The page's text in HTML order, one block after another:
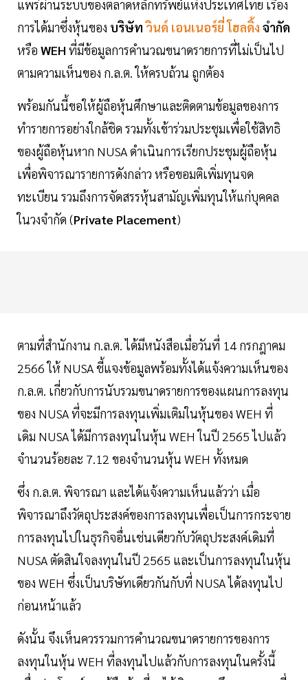
แพร่ผ่านระบบของตลาดหลักทรัพย์แห่งประเทศไทย เรื่อง
การได้มาซึ่งหุ้นของ บริษัทวินด์ เอนเนอร์ยี่ โฮลดิ้ง จำกัด
หรือ WEH ที่มีข้อมูลการคำนวณขนาดรายการที่ไม่เป็นไป
ตามความเห็นของ ก.ล.ต. ให้ครบถ้วน ถูกต้อง
พร้อมกันนี้ขอให้ผู้ถือหุ้นศึกษาและติดตามข้อมูลของการ
ทำรายการอย่างใกล้ชิด รวมทั้งเข้าร่วมประชุมเพื่อใช้สิทธิ
ของผู้ถือหุ้นหาก NUSA ดำเนินการเรียกประชุมผู้ถือหุ้น
เพื่อพิจารณารายการดังกล่าว หรือขอมติเพิ่มทุนจด
ทะเบียน รวมถึงการจัดสรรหุ้นสามัญเพิ่มทุนให้แก่บุคคล
ในวงจำกัด (Private Placement)
ตามที่สำนักงาน ก.ล.ต. ได้มีหนังสือเมื่อวันที่ 14 กรกฎาคม
2566 ให้ NUSA ชี้แจงข้อมูลพร้อมทั้งได้แจ้งความเห็นของ
ก.ล.ต. เกี่ยวกับการนับรวมขนาดรายการของแผนการลงทุน
ของ NUSA ที่จะมีการลงทุนเพิ่มเติมในหุ้นของ WEH ที่
เดิม NUSA ได้มีการลงทุนในหุ้น WEH ในปี 2565 ไปแล้ว
จำนวนร้อยละ 7.12 ของจำนวนหุ้น WEH ทั้งหมด
ซึ่ง ก.ล.ต. พิจารณา และได้แจ้งความเห็นแล้วว่า เมื่อ
พิจารณาถึงวัตถุประสงค์ของการลงทุนเพื่อเป็นการกระจาย
การลงทุนไปในธุรกิจอื่นเช่นเดียวกับวัตถุประสงค์เดิมที่
NUSA ตัดสินใจลงทุนในปี 2565 และเป็นการลงทุนในหุ้น
ของ WEH ซึ่งเป็นบริษัทเดียวกันกับที่ NUSA ได้ลงทุนไป
ก่อนหน้าแล้ว
ดังนั้น จึงเห็นควรรวมการคำนวณขนาดรายการของการ
ลงทุนในหุ้น WEH ที่ลงทุนไปแล้วกับการลงทุนในครั้งนี้